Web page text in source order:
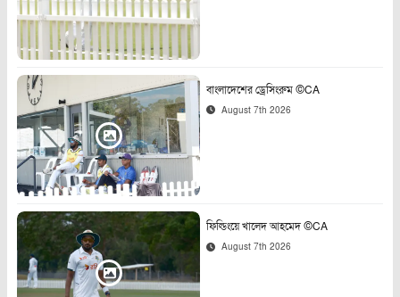
বাংলাদেশের ড্রেসিংরুম ©CA
August 7th 2026
ফিল্ডিংয়ে খালেদ আহমেদ ©CA
August 7th 2026